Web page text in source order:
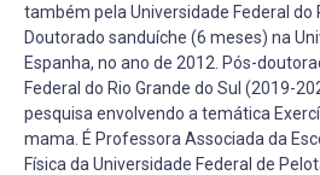
também pela Universidade Federal do
Doutorado sanduíche (6 meses) na
Espanha, no ano de 2012. Pós-
Federal do Rio Grande do Sul (2019-
pesquisa envolvendo a temática
mama. É Professora Associada da
Física da Universidade Federal de